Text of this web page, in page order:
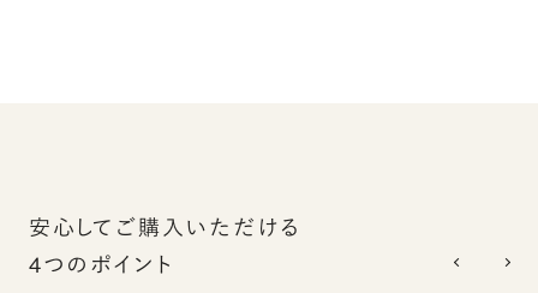
安心してご購入いただける
4つのポイント